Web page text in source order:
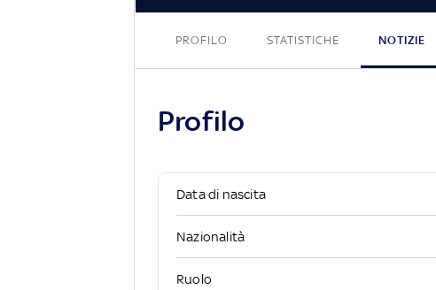
PROFILO STATISTICHE NOTIZIE
Profilo
Data di nascita
Nazionalità
Ruolo